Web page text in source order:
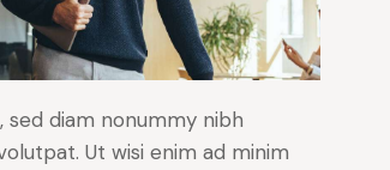
diam nonummy nibh
Ut wisi enim ad minim